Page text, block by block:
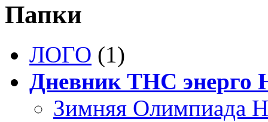
Папки
ЛОГО (1)
Дневник ТНС энерго
Зимняя Олимпиада